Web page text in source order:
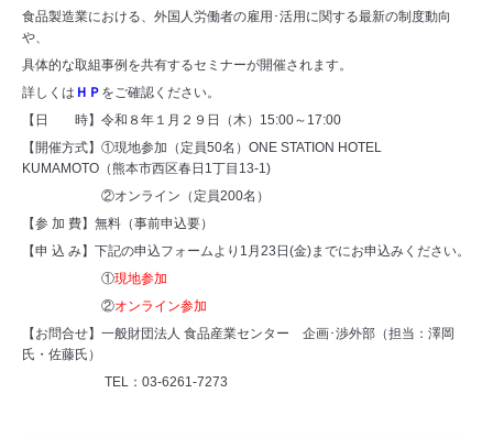
食品製造業における、外国人労働者の雇用･活用に関する最新の制度動向
や、
具体的な取組事例を共有するセミナーが開催されます。
詳しくは ＨＰ をご確認ください。
【日 時】令和８年１月２９日（木）15:00～17:00
【開催方式】①現地参加（定員50名）ONE STATION HOTEL
KUMAMOTO（熊本市西区春日1丁目13-1)
②オンライン（定員200名）
【参 加 費】無料（事前申込要）
【申 込 み】下記の申込フォームより1月23日(金)までにお申込みください。
①現地参加
②オンライン参加
【お問合せ】一般財団法人 食品産業センター 企画･渉外部（担当：澤岡
氏・佐藤氏）
TEL：03-6261-7273